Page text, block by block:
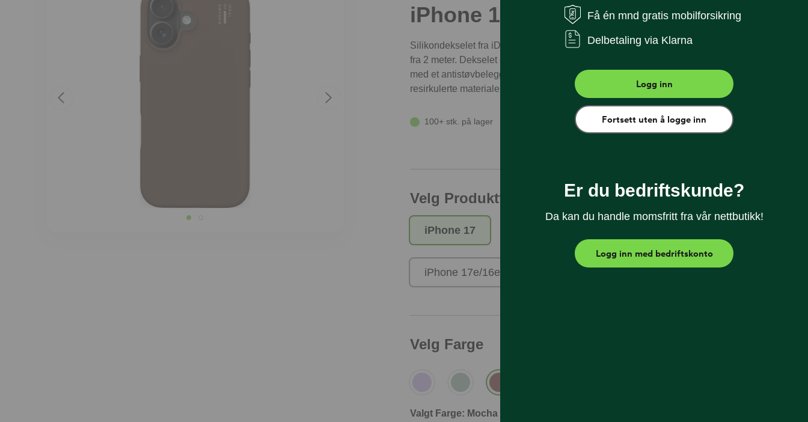
iPhone 17 Mocha Mousse
Silikondekselet fra iDeal of Sweden gir mobilen din god beskyttelse og er falltestet
fra 2 meter. Dekselet er skreddersydd og gripevennlig. I tillegg er dekselet utstyrt
med et antistøvbelegg og et mikrofiberfôr som forhindrer riper. Laget av dyrefrie og
resirkulerte materialer.
100+ stk. på lager
Velg Produktfamilie
iPhone 17
iPhone 17e/16e/15/14/13
Velg Farge
Valgt Farge: Mocha Mousse
Få én mnd gratis mobilforsikring
Delbetaling via Klarna
Logg inn
Fortsett uten å logge inn
Er du bedriftskunde?
Da kan du handle momsfritt fra vår nettbutikk!
Logg inn med bedriftskonto